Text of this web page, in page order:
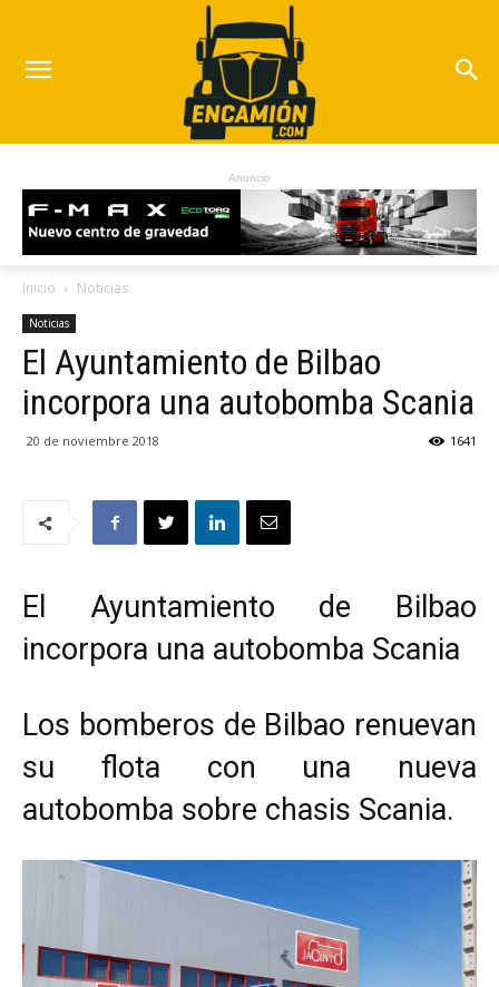
Anuncio
Inicio Noticias
Noticias
El Ayuntamiento de Bilbao
incorpora una autobomba Scania
20 de noviembre 2018 1641
El Ayuntamiento de Bilbao
incorpora una autobomba Scania
Los bomberos de Bilbao renuevan
su flota con una nueva
autobomba sobre chasis Scania.